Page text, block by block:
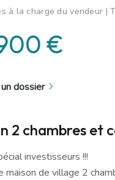
à la charge du vendeur |
€
dossier
2 chambres et
investisseurs !!!
maison de village 2